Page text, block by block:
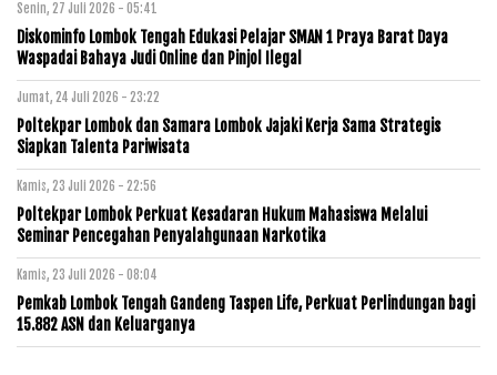
Senin, 27 Juli 2026 - 05:41
Diskominfo Lombok Tengah Edukasi Pelajar SMAN 1 Praya Barat Daya
Waspadai Bahaya Judi Online dan Pinjol Ilegal
Jumat, 24 Juli 2026 - 23:22
Poltekpar Lombok dan Samara Lombok Jajaki Kerja Sama Strategis
Siapkan Talenta Pariwisata
Kamis, 23 Juli 2026 - 22:56
Poltekpar Lombok Perkuat Kesadaran Hukum Mahasiswa Melalui
Seminar Pencegahan Penyalahgunaan Narkotika
Kamis, 23 Juli 2026 - 08:04
Pemkab Lombok Tengah Gandeng Taspen Life, Perkuat Perlindungan bagi
15.882 ASN dan Keluarganya